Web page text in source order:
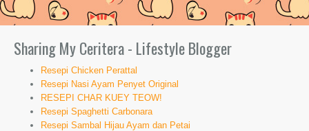
Sharing My Ceritera - Lifestyle Blogger
Resepi Chicken Perattal
Resepi Nasi Ayam Penyet Original
RESEPI CHAR KUEY TEOW!
Resepi Spaghetti Carbonara
Resepi Sambal Hijau Ayam dan Petai